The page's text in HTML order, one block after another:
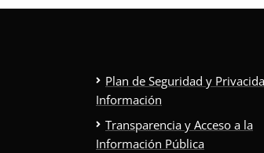
Plan de Seguridad y
Información
Transparencia y Acceso a la
Información Pública